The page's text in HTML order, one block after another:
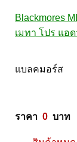
Blackmores
เมทา โปร แอ
แบลคมอร์ส
ราคา 0
  บาท